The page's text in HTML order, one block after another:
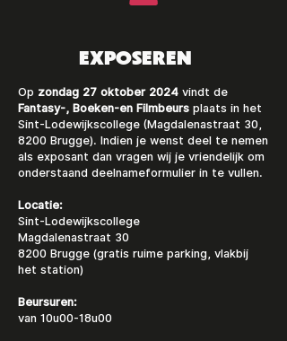
EXPOSEREN
Op zondag 27 oktober 2024 vindt de
Fantasy-, Boeken-en Filmbeurs plaats in het
Sint-Lodewijkscollege (Magdalenastraat 30,
8200 Brugge). Indien je wenst deel te nemen
als exposant dan vragen wij je vriendelijk om
onderstaand deelnameformulier in te vullen.
Locatie:
Sint-Lodewijkscollege
Magdalenastraat 30
8200 Brugge (gratis ruime parking, vlakbij
het station)
Beursuren:
van 10u00-18u00